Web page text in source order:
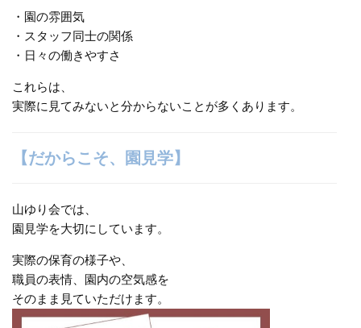
・園の雰囲気
・スタッフ同士の関係
・日々の働きやすさ
これらは、
実際に見てみないと分からないことが多くあります。
【だからこそ、園見学】
山ゆり会では、
園見学を大切にしています。
実際の保育の様子や、
職員の表情、園内の空気感を
そのまま見ていただけます。